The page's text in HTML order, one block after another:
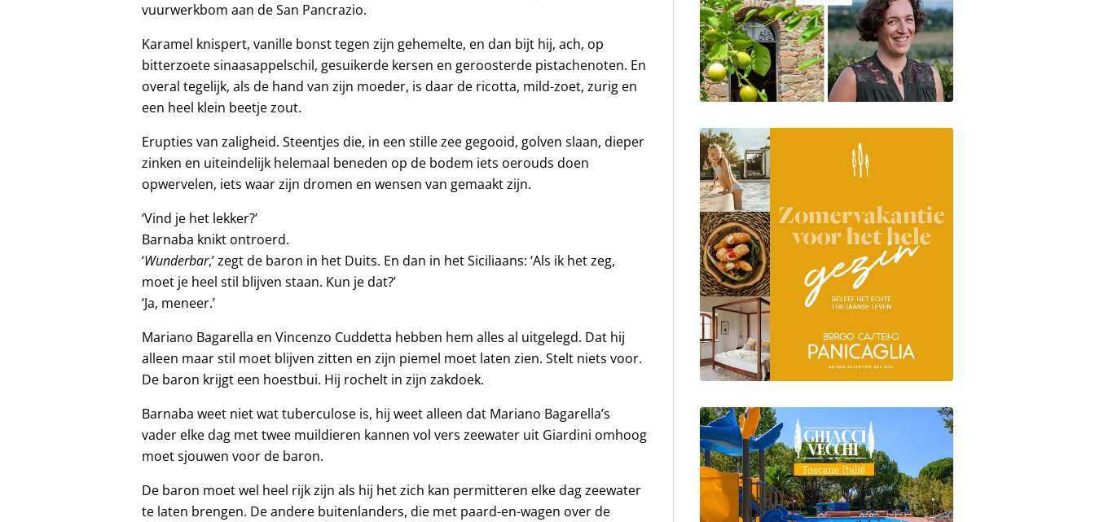
vuurwerkbom aan de San Pancrazio.
Karamel knispert, vanille bonst tegen zijn gehemelte, en dan bijt hij, ach, op
bitterzoete sinaasappelschil, gesuikerde kersen en geroosterde pistachenoten. En
overal tegelijk, als de hand van zijn moeder, is daar de ricotta, mild-zoet, zurig en
een heel klein beetje zout.
Erupties van zaligheid. Steentjes die, in een stille zee gegooid, golven slaan, dieper
zinken en uiteindelijk helemaal beneden op de bodem iets oerouds doen
opwervelen, iets waar zijn dromen en wensen van gemaakt zijn.
‘Vind je het lekker?’
Barnaba knikt ontroerd.
‘Wunderbar,’ zegt de baron in het Duits. En dan in het Siciliaans: ‘Als ik het zeg,
moet je heel stil blijven staan. Kun je dat?’
‘Ja, meneer.’
Mariano Bagarella en Vincenzo Cuddetta hebben hem alles al uitgelegd. Dat hij
alleen maar stil moet blijven zitten en zijn piemel moet laten zien. Stelt niets voor.
De baron krijgt een hoestbui. Hij rochelt in zijn zakdoek.
Barnaba weet niet wat tuberculose is, hij weet alleen dat Mariano Bagarella’s
vader elke dag met twee muildieren kannen vol vers zeewater uit Giardini omhoog
moet sjouwen voor de baron.
De baron moet wel heel rijk zijn als hij het zich kan permitteren elke dag zeewater
te laten brengen. De andere buitenlanders, die met paard-en-wagen over de